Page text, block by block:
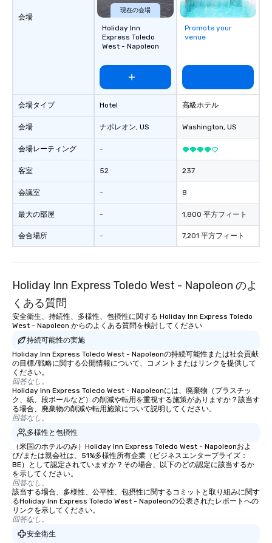
会場
会場タイプ
会場
会場レーティング
客室
会議室
最大の部屋
会合場所
現在の会場
Holiday Inn
Express Toledo
West - Napoleon
Hotel
ナポレオン, US
-
52
-
-
-
Promote your
venue
高級ホテル
Washington, US
237
8
1,800 平方フィート
7,201 平方フィート
Holiday Inn Express Toledo West - Napoleon のよ
くある質問
安全衛生、持続性、多様性、包摂性に関する Holiday Inn Express Toledo
West - Napoleon からのよくある質問を検討してください
持続可能性の実施
Holiday Inn Express Toledo West - Napoleonの持続可能性または社会貢献
の目標/戦略に関する公開情報について、コメントまたはリンクを提供して
ください。
回答なし。
Holiday Inn Express Toledo West - Napoleonには、廃棄物（プラスチッ
ク、紙、段ボールなど）の削減や転用を重視する施策がありますか？該当す
る場合、廃棄物の削減や転用施策について説明してください。
回答なし。
多様性と包摂性
（米国のホテルのみ）Holiday Inn Express Toledo West - Napoleonおよ
び/または親会社は、51%多様性所有企業（ビジネスエンタープライズ：
BE）として認定されていますか？その場合、以下のどの認定に該当するか
を示してください。
回答なし。
該当する場合、多様性、公平性、包摂性に関するコミットと取り組みに関す
るHoliday Inn Express Toledo West - Napoleonの公表されたレポートへの
リンクを示してください。
回答なし。
安全衛生